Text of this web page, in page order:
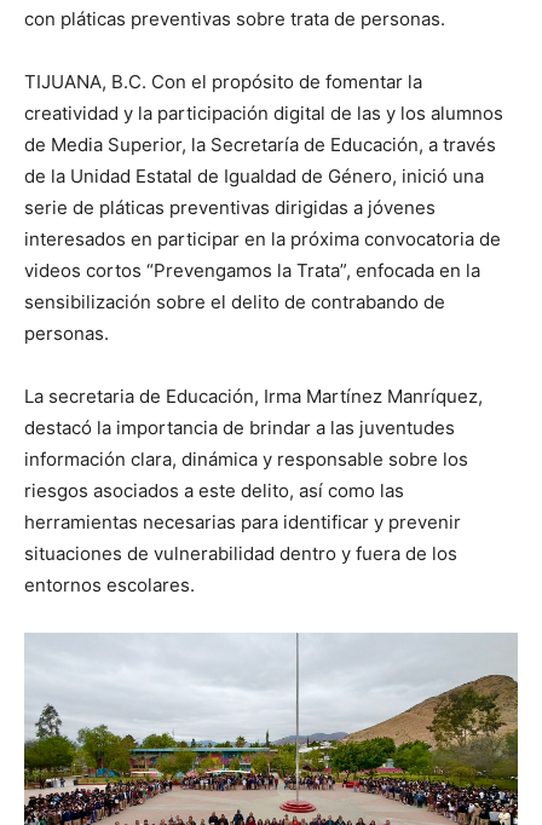
con pláticas preventivas sobre trata de personas.
TIJUANA, B.C. Con el propósito de fomentar la
creatividad y la participación digital de las y los alumnos
de Media Superior, la Secretaría de Educación, a través
de la Unidad Estatal de Igualdad de Género, inició una
serie de pláticas preventivas dirigidas a jóvenes
interesados en participar en la próxima convocatoria de
videos cortos “Prevengamos la Trata”, enfocada en la
sensibilización sobre el delito de contrabando de
personas.
La secretaria de Educación, Irma Martínez Manríquez,
destacó la importancia de brindar a las juventudes
información clara, dinámica y responsable sobre los
riesgos asociados a este delito, así como las
herramientas necesarias para identificar y prevenir
situaciones de vulnerabilidad dentro y fuera de los
entornos escolares.